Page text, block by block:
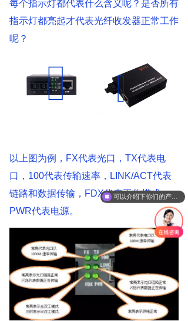
每个指示灯都代表什么含义呢？是否所有
指示灯都亮起才代表光纤收发器正常工作
呢？
以上图为例，FX代表光口，TX代表电
口，100代表传输速率，LINK/ACT代表
链路和数据传输，FDX代表工作模式，
PWR代表电源。
可以介绍下你们的产品么